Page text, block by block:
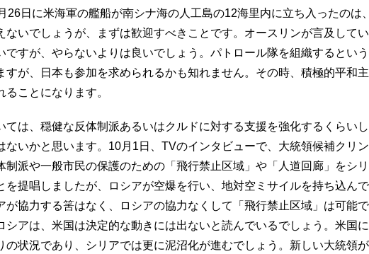
26日に米海軍の艦船が南シナ海の人工島の12海里内に立ち入ったのは
ないでしょうが、まずは歓迎すべきことです。オースリンが言及して
ですが、やらないよりは良いでしょう。パトロール隊を組織するとい
すが、日本も参加を求められるかも知れません。その時、積極的平和
ることになります。
は、穏健な反体制派あるいはクルドに対する支援を強化するくらい
ないかと思います。10月1日、TVのインタビューで、大統領候補クリン
制派や一般市民の保護のための「飛行禁止区域」や「人道回廊」をシ
を提唱しましたが、ロシアが空爆を行い、地対空ミサイルを持ち込ん
が協力する筈はなく、ロシアの協力なくして「飛行禁止区域」は可能
シアは、米国は決定的な動きには出ないと読んでいるでしょう。米国に
の状況であり、シリアでは更に泥沼化が進むでしょう。新しい大統領